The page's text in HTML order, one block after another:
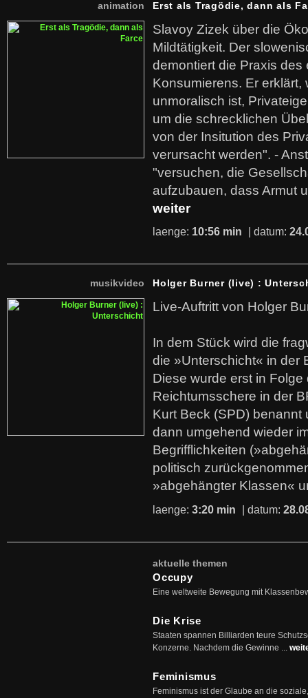
animation Erst als Tragödie, dann als
Slavoy Zizek über die
Mildtätigkeit. Der
demontiert die Praxis des
Konsumierens. Er erklärt,
unmoralisch ist,
um die schrecklichen
von der Insitution des
verursacht werden". -
"versuchen, die
aufzubauen, dass Armut
weiter
laenge: 10:56 min | datum:
musikvideo Holger Burner (live) :
Live-Auftritt von Holger
In dem Stück wird die
die »Unterschicht« in der
Diese wurde erst in
Reichtumsschere in der
Kurt Beck (SPD)
dann umgehend wieder
Begrifflichkeiten
politisch
»abgehängter Klassen«
laenge: 3:20 min | datum:
aktuelle themen
Occupy
Eine weltweite Bewegung mit
Die Krise
Staaten spannen Billiarden teure
Konzerne. Nachdem die Gewinne ...
Feminismus
Feminismus ist der Glaube an die